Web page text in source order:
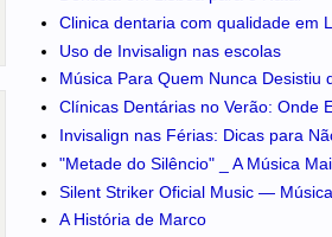
Clinica dentaria com qualidade em
Uso de Invisalign nas escolas
Música Para Quem Nunca Desistiu
Clínicas Dentárias no Verão: Onde
Invisalign nas Férias: Dicas para
"Metade do Silêncio" _ A Música
Silent Striker Oficial Music —
A História de Marco